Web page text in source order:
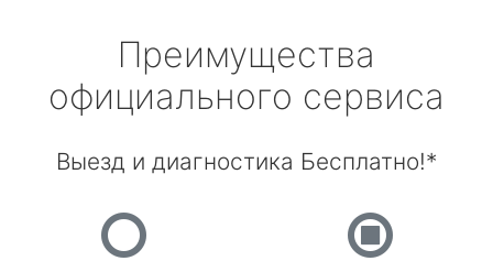
Преимущества
официального сервиса
Выезд и диагностика Бесплатно!*